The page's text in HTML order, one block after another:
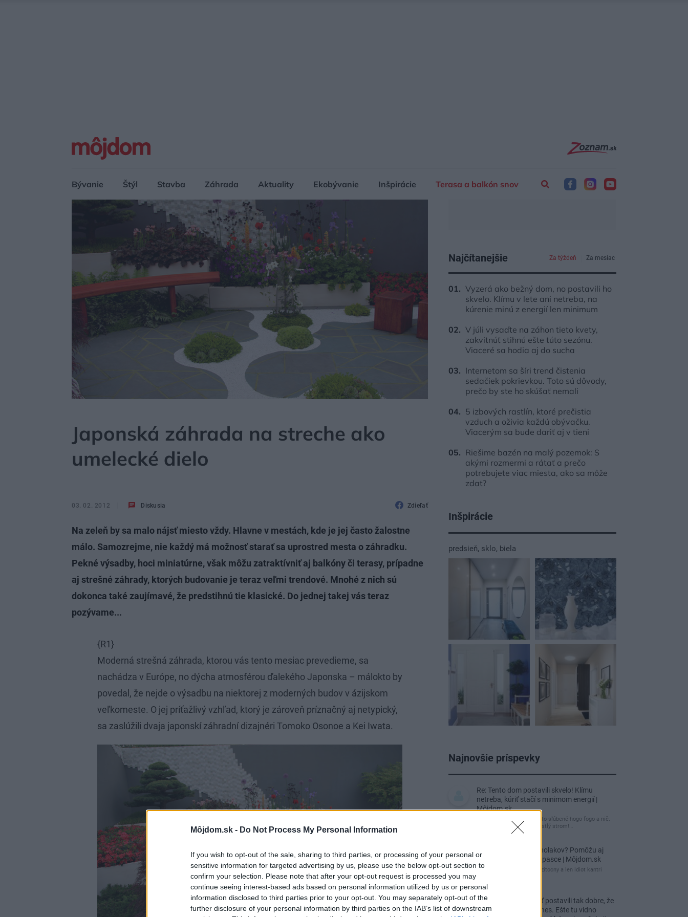
Môjdom.sk - Do Not Process My Personal Information
If you wish to opt-out of the sale, sharing to third parties, or processing of your personal or
sensitive information for targeted advertising by us, please use the below opt-out section to
confirm your selection. Please note that after your opt-out request is processed you may
continue seeing interest-based ads based on personal information utilized by us or personal
information disclosed to third parties prior to your opt-out. You may separately opt-out of the
further disclosure of your personal information by third parties on the IAB’s list of downstream
Bývanie Štýl Stavba Záhrada Aktuality Ekobývanie Inšpirácie Terasa a balkón snov
Japonská záhrada na streche ako
umelecké dielo
03. 02. 2012 Diskusia Zdieľať
Na zeleň by sa malo nájsť miesto vždy. Hlavne v mestách, kde je jej často žalostne
málo. Samozrejme, nie každý má možnosť starať sa uprostred mesta o záhradku.
Pekné výsadby, hoci miniatúrne, však môžu zatraktívniť aj balkóny či terasy, prípadne
aj strešné záhrady, ktorých budovanie je teraz veľmi trendové. Mnohé z nich sú
dokonca také zaujímavé, že predstihnú tie klasické. Do jednej takej vás teraz
pozývame...
{R1}
Moderná strešná záhrada, ktorou vás tento mesiac prevedieme, sa
nachádza v Európe, no dýcha atmosférou ďalekého Japonska – málokto by
povedal, že nejde o výsadbu na niektorej z moderných budov v ázijskom
veľkomeste. O jej príťažlivý vzhľad, ktorý je zároveň príznačný aj netypický,
sa zaslúžili dvaja japonskí záhradní dizajnéri Tomoko Osonoe a Kei Iwata.
Najčítanejšie Za týždeň Za mesiac
Vyzerá ako bežný dom, no postavili ho
skvelo. Klímu v lete ani netreba, na
kúrenie minú z energií len minimum
V júli vysaďte na záhon tieto kvety,
zakvitnúť stihnú ešte túto sezónu.
Viaceré sa hodia aj do sucha
Internetom sa šíri trend čistenia
sedačiek pokrievkou. Toto sú dôvody,
prečo by ste ho skúšať nemali
5 izbových rastlín, ktoré prečistia
vzduch a oživia každú obývačku.
Viacerým sa bude dariť aj v tieni
Riešime bazén na malý pozemok: S
akými rozmermi a rátať a prečo
potrebujete viac miesta, ako sa môže
zdať?
Inšpirácie
predsieň, sklo, biela
Najnovšie príspevky
Re: Tento dom postavili skvelo! Klímu
netreba, kúriť stačí s minimom energií |
Môjdom.sk
tuctový barák, čakal som to sľúbené hogo fogo a nič.
Záhrada nuda, žiadny vzrastlý strom!…
Re: Ako sa zbaviť ucholakov? Pomôžu aj
jednoduché domáce pasce | Môjdom.sk
blbeckovia, "ucholak" je uzitocny a len idiot kantri
Re: Vidiecku usadlosť postavili tak dobre, že
domáceho chráni i dnes. Ešte tu vidno